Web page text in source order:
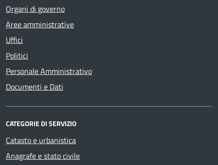
Organi di governo
Aree amministrative
Uffici
Politici
Personale Amministrativo
Documenti e Dati
CATEGORIE DI SERVIZIO
Catasto e urbanistica
Anagrafe e stato civile